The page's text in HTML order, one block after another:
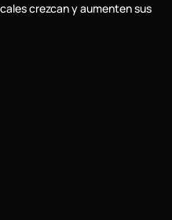
crezcan y aumenten sus